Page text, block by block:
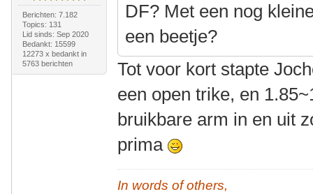
Berichten: 7.182
Topics: 131
Lid sinds: Sep 2020
Bedankt: 15599
12273 x bedankt in
5763 berichten
DF? Met een nog
een beetje?
Tot voor kort stapte
een open trike, en
bruikbare arm in en uit
prima
In words of others,